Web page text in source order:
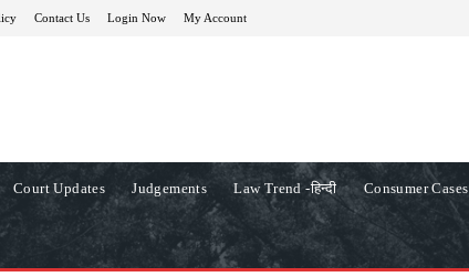
Contact Us Login Now My Account
Court Updates Judgements Law Trend -हिन्दी Consumer Cases